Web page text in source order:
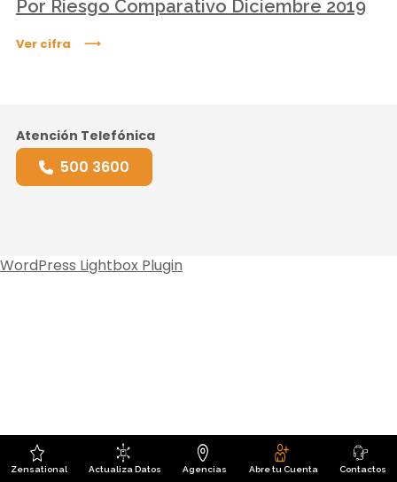
Por Riesgo Comparativo Diciembre 2019
Ver cifra
Atención Telefónica
500 3600
Zensational Actualiza Datos Agencias Abre tu Cuenta Contactos
WordPress Lightbox Plugin